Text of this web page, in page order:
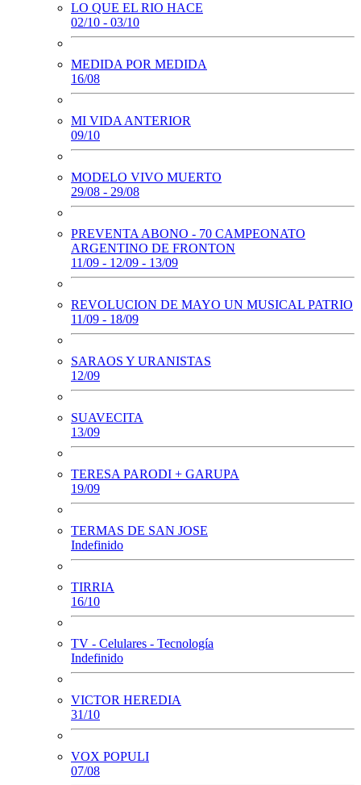
LO QUE EL RIO HACE
02/10 - 03/10
MEDIDA POR MEDIDA
16/08
MI VIDA ANTERIOR
09/10
MODELO VIVO MUERTO
29/08 - 29/08
PREVENTA ABONO - 70 CAMPEONATO
ARGENTINO DE FRONTON
11/09 - 12/09 - 13/09
REVOLUCION DE MAYO UN MUSICAL PATRIO
11/09 - 18/09
SARAOS Y URANISTAS
12/09
SUAVECITA
13/09
TERESA PARODI + GARUPA
19/09
TERMAS DE SAN JOSE
Indefinido
TIRRIA
16/10
TV - Celulares - Tecnología
Indefinido
VICTOR HEREDIA
31/10
VOX POPULI
07/08